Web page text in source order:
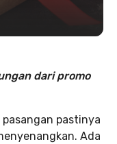
dari promo
pasangan pastinya
Ada